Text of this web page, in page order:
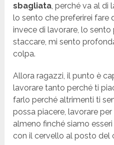
sbagliata , perché va al di
lo sento che preferirei fare
invece di lavorare, lo sento
staccare, mi sento
colpa.
Allora ragazzi, il punto è
lavorare tanto perché ti
farlo perché altrimenti ti
possa piacere, lavorare per
almeno finché siamo
con il cervello al posto del